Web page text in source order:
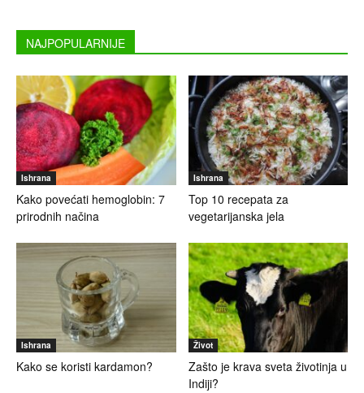
NAJPOPULARNIJE
Ishrana
Kako povećati hemoglobin: 7
prirodnih načina
Ishrana
Top 10 recepata za
vegetarijanska jela
Ishrana
Kako se koristi kardamon?
Život
Zašto je krava sveta životinja u
Indiji?